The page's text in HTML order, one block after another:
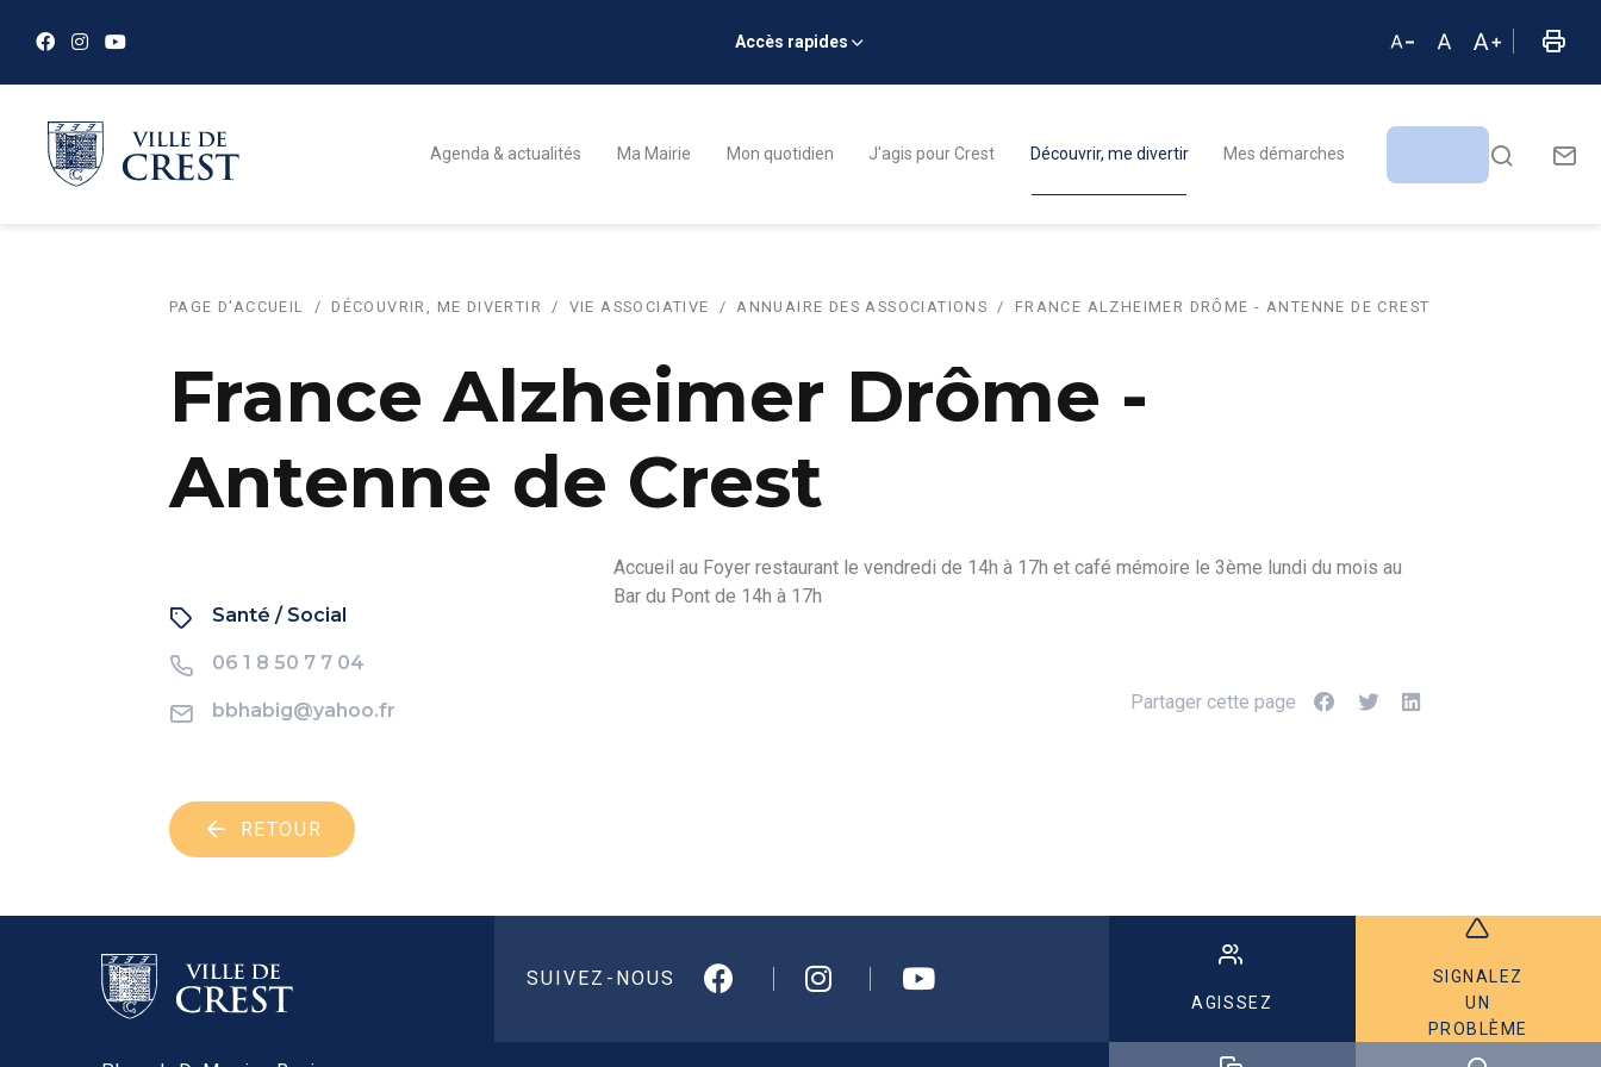
Accès rapides
Agenda & actualités Ma Mairie Mon quotidien J'agis pour Crest Découvrir, me divertir Mes démarches
PAGE D'ACCUEIL DÉCOUVRIR, ME DIVERTIR VIE ASSOCIATIVE ANNUAIRE DES ASSOCIATIONS FRANCE ALZHEIMER DRÔME - ANTENNE DE CREST
France Alzheimer Drôme -
Antenne de Crest
Santé / Social
06 1 8 50 7 7 04
bbhabig@yahoo.fr
Accueil au Foyer restaurant le vendredi de 14h à 17h et café mémoire le 3ème lundi du mois au
Bar du Pont de 14h à 17h
Partager cette page
RETOUR
SUIVEZ-NOUS
AGISSEZ
SIGNALEZ
UN
PROBLÈME